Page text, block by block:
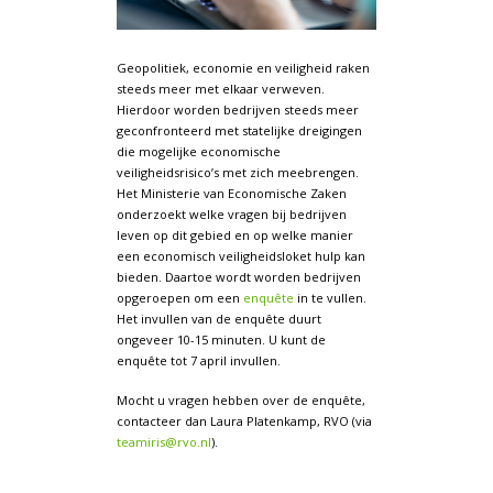
Geopolitiek, economie en veiligheid raken
steeds meer met elkaar verweven.
Hierdoor worden bedrijven steeds meer
geconfronteerd met statelijke dreigingen
die mogelijke economische
veiligheidsrisico’s met zich meebrengen.
Het Ministerie van Economische Zaken
onderzoekt welke vragen bij bedrijven
leven op dit gebied en op welke manier
een economisch veiligheidsloket hulp kan
bieden. Daartoe wordt worden bedrijven
opgeroepen om een enquête in te vullen.
Het invullen van de enquête duurt
ongeveer 10-15 minuten. U kunt de
enquête tot 7 april invullen.
Mocht u vragen hebben over de enquête,
contacteer dan Laura Platenkamp, RVO (via
teamiris@rvo.nl).